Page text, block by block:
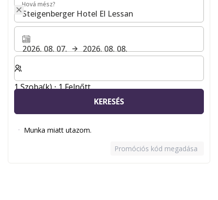
Hová mész?
Hová mész?
2026. 08. 07.
2026. 08. 08.
Válassza ki a szobák és a vendégek számát
1 Szoba(k) ⋅ 1 Felnőtt
KERESÉS
Munka miatt utazom.
Promóciós kód megadása